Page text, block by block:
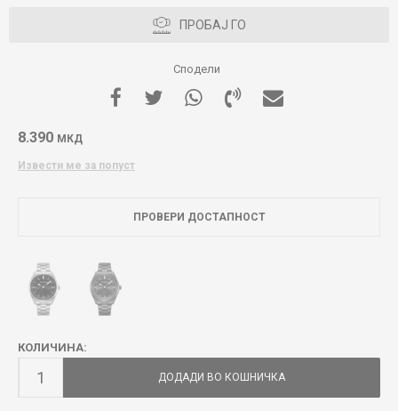
ПРОБАЈ ГО
Сподели
8.390 МКД
Извести ме за попуст
ПРОВЕРИ ДОСТАПНОСТ
КОЛИЧИНА:
ДОДАДИ ВО КОШНИЧКА